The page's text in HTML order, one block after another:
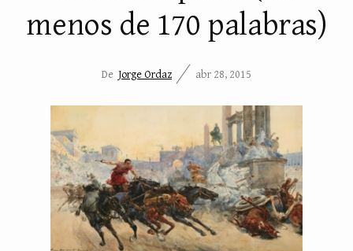
menos de 170 palabras)
De Jorge Ordaz abr 28, 2015